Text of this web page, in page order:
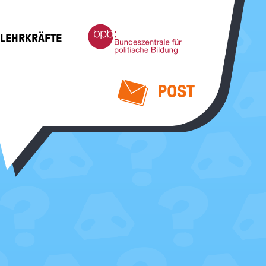
Bundeszentrale
für
politische
POST